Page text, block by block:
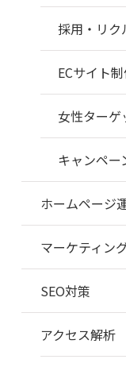
採用・リク
ECサイト
女性ターゲ
キャンペー
ホームページ
マーケティン
SEO対策
アクセス解析